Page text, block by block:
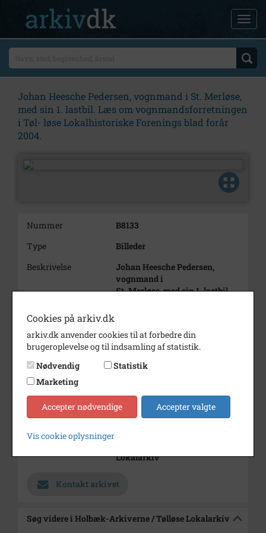
Johan Heesche Pedersen, vognmand i St. Merløse,
med sin 1. lastbil. Læs om vognmandsforretningen
i Tøl- løse Lokalhistoriske Forenings blad forår
2004.
Nummer
B8133
Type
Billeder
Beskrivelse
Johan Heesche Pedersen,
vognmand i
St. Merløse, med sin 1. lastbil.
løse Lokalhistoriske Forenings
blad
forår 2004.
Periode
Dateringsnote
1934-35
Lokalarkiv
Kontakt arkivet
Søg videre i Holbæk-Arkiverne / Tølløse Lokalarkiv
Cookies på arkiv.dk
arkiv.dk anvender cookies til at forbedre din
brugeroplevelse og til indsamling af statistik.
Nødvendig
Statistik
Marketing
Accepter nødvendige Accepter valgte
Vis cookie oplysninger